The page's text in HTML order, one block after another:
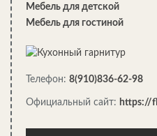
бетонных колец или
диаметра. Иногда
Мебель для детской
Мебель для гостиной
Телефон: 8(910)836-62-98
Официальный сайт: https://